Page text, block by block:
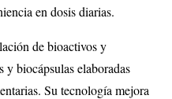
en dosis diarias.
de bioactivos y
y biocápsulas elaboradas
Su tecnología mejora